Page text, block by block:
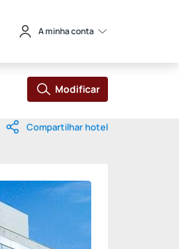
A minha conta
Modificar
Compartilhar hotel